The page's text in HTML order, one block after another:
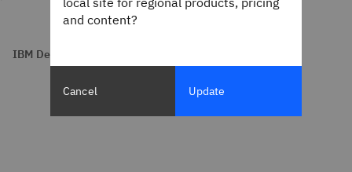
IBM DevOps
and content?
Cancel Update